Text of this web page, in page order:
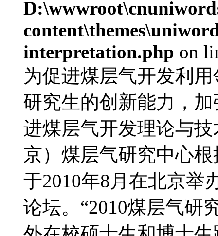
interpretation.php on
为促进煤层气开发利
研究生的创新能力，
进煤层气开发理论与
京）煤层气研究中心
于2010年8月在北京举
论坛。“2010煤层气研